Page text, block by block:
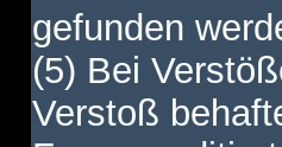
gefunden
(5) Bei
Verstoß